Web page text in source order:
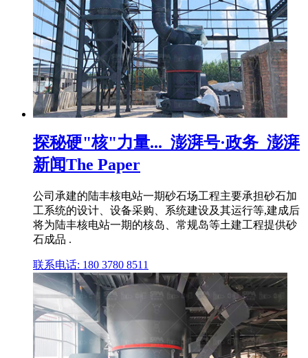
探秘硬"核"力量..._澎湃号·政务_澎湃
新闻The Paper
公司承建的陆丰核电站一期砂石场工程主要承担砂石加
工系统的设计、设备采购、系统建设及其运行等,建成后
将为陆丰核电站一期的核岛、常规岛等土建工程提供砂
石成品 .
联系电话: 180 3780 8511